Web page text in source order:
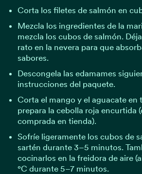
Corta los filetes de salmón en
Mezcla los ingredientes de la
mezcla los cubos de salmón.
rato en la nevera para que
sabores.
Descongela las edamames
instrucciones del paquete.
Corta el mango y el aguacate en
prepara la cebolla roja encurtida
comprada en tienda).
Sofríe ligeramente los cubos de
sartén durante 3–5 minutos.
cocinarlos en la freidora de aire
°C durante 5–7 minutos.